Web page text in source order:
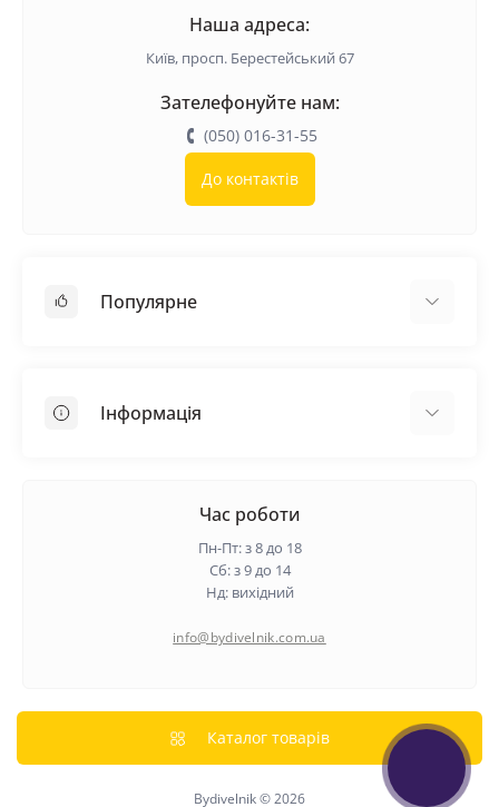
Наша адреса:
Київ, просп. Берестейський 67
Зателефонуйте нам:
(050) 016-31-55
До контактів
Популярне
Самовирівнююча суміш
Інформація
Гарантія та повернення
Політика конфіденційності
Час роботи
Пн-Пт: з 8 до 18
Сб: з 9 до 14
Нд: вихідний
info@bydivelnik.com.ua
Каталог товарів
Bydivelnik © 2026